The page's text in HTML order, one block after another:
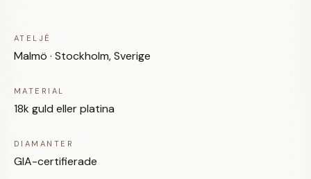
ATELJÉ
Malmö · Stockholm, Sverige
MATERIAL
18k guld eller platina
DIAMANTER
GIA-certifierade